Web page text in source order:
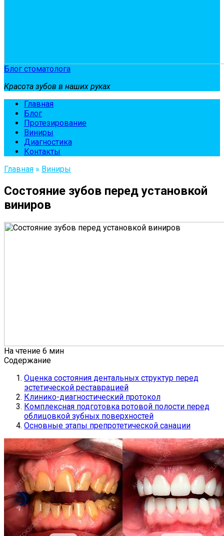
Блог стоматолога
Красота зубов в наших руках
Главная
Блог
Протезирование
Виниры
Диагностика
Контакты
Главная » Виниры
Состояние зубов перед установкой
виниров
На чтение 6 мин
Содержание
Оценка состояния дентальных структур перед
эстетической реставрацией
Клинико-диагностический протокол
Комплексная подготовка ротовой полости перед
облицовкой зубных поверхностей
Основные этапы препротетической санации